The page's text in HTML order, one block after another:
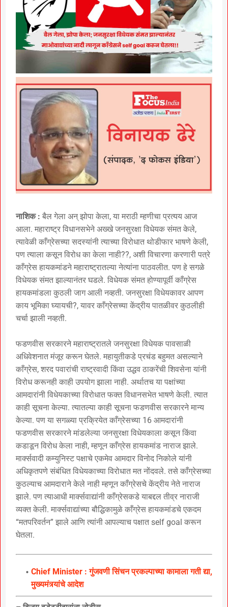
नाशिक : बैल गेला अन् झोपा केला, या मराठी म्हणीचा प्रत्यय आज
आला. महाराष्ट्र विधानसभेने अख्खे जनसुरक्षा विधेयक संमत केले,
त्यावेळी काँग्रेसच्या सदस्यांनी त्याच्या विरोधात थोडीफार भाषणे केली,
पण त्याला कसून विरोध का केला नाही??, अशी विचारणा करणारी पत्रे
काँग्रेस हायकमांडने महाराष्ट्रातल्या नेत्यांना पाठवलीत. पण हे सगळे
विधेयक संमत झाल्यानंतर घडले. विधेयक संमत होण्यापूर्वी काँग्रेस
हायकमांडला कुठली जाग आली नव्हती. जनसुरक्षा विधेयकावर आपण
काय भूमिका घ्यायची?, यावर काँग्रेसच्या केंद्रीय पातळीवर कुठलीही
चर्चा झाली नव्हती.
फडणवीस सरकारने महाराष्ट्रातले जनसुरक्षा विधेयक पावसाळी
अधिवेशनात मंजूर करून घेतले. महायुतीकडे प्रचंड बहुमत असल्याने
काँग्रेस, शरद पवारांची राष्ट्रवादी किंवा उद्धव ठाकरेंची शिवसेना यांनी
विरोध करूनही काही उपयोग झाला नाही. अर्थातच या पक्षांच्या
आमदारांनी विधेयकाच्या विरोधात फक्त विधानसभेत भाषणे केली. त्यात
काही सूचना केल्या. त्यातल्या काही सूचना फडणवीस सरकारने मान्य
केल्या. पण या सगळ्या प्रक्रियेत काँग्रेसच्या 16 आमदारांनी
फडणवीस सरकारने मांडलेल्या जनसुरक्षा विधेयकाला कसून किंवा
कडाडून विरोध केला नाही, म्हणून काँग्रेस हायकमांड नाराज झाले.
मार्क्सवादी कम्युनिस्ट पक्षाचे एकमेव आमदार विनोद निकोले यांनी
अधिकृतपणे संबंधित विधेयकाच्या विरोधात मत नोंदवले. तसे काँग्रेसच्या
कुठल्याच आमदाराने केले नाही म्हणून काँग्रेसचे केंद्रीय नेते नाराज
झाले. पण त्याआधी मार्क्सवाद्यांनी काँग्रेसकडे याबद्दल तीव्र नाराजी
व्यक्त केली. मार्क्सवाद्यांच्या बौद्धिकामुळे काँग्रेस हायकमांडचे एकदम
“मतपरिवर्तन” झाले आणि त्यांनी आपल्याच पक्षात self goal करून
घेतला.
Chief Minister : गुंजवणी सिंचन प्रकल्पाच्या कामाला गती द्या,
मुख्यमंत्र्यांचे आदेश